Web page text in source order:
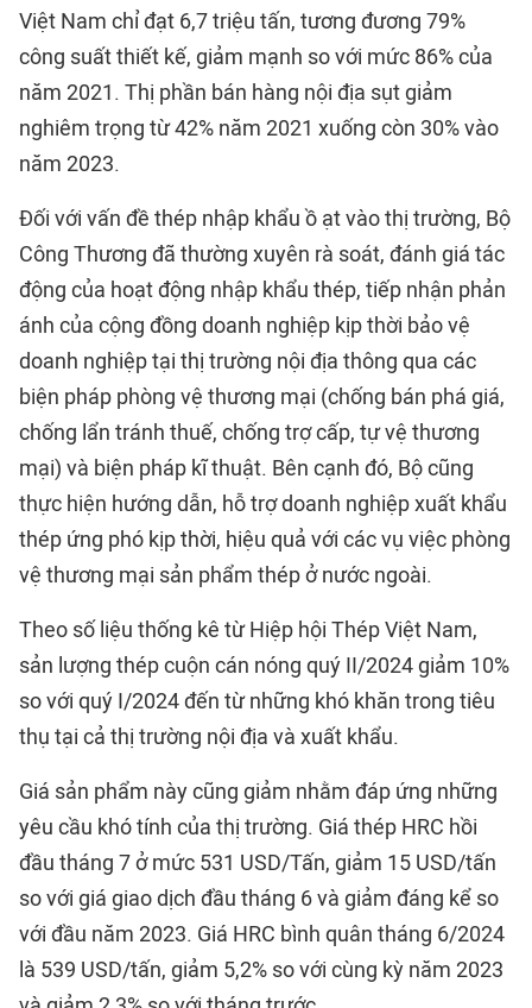
Việt Nam chỉ đạt 6,7 triệu tấn, tương đương 79%
công suất thiết kế, giảm mạnh so với mức 86% của
năm 2021. Thị phần bán hàng nội địa sụt giảm
nghiêm trọng từ 42% năm 2021 xuống còn 30% vào
năm 2023.
Đối với vấn đề thép nhập khẩu ồ ạt vào thị trường, Bộ
Công Thương đã thường xuyên rà soát, đánh giá tác
động của hoạt động nhập khẩu thép, tiếp nhận phản
ánh của cộng đồng doanh nghiệp kịp thời bảo vệ
doanh nghiệp tại thị trường nội địa thông qua các
biện pháp phòng vệ thương mại (chống bán phá giá,
chống lẩn tránh thuế, chống trợ cấp, tự vệ thương
mại) và biện pháp kĩ thuật. Bên cạnh đó, Bộ cũng
thực hiện hướng dẫn, hỗ trợ doanh nghiệp xuất khẩu
thép ứng phó kịp thời, hiệu quả với các vụ việc phòng
vệ thương mại sản phẩm thép ở nước ngoài.
Theo số liệu thống kê từ Hiệp hội Thép Việt Nam,
sản lượng thép cuộn cán nóng quý II/2024 giảm 10%
so với quý I/2024 đến từ những khó khăn trong tiêu
thụ tại cả thị trường nội địa và xuất khẩu.
Giá sản phẩm này cũng giảm nhằm đáp ứng những
yêu cầu khó tính của thị trường. Giá thép HRC hồi
đầu tháng 7 ở mức 531 USD/Tấn, giảm 15 USD/tấn
so với giá giao dịch đầu tháng 6 và giảm đáng kể so
với đầu năm 2023. Giá HRC bình quân tháng 6/2024
là 539 USD/tấn, giảm 5,2% so với cùng kỳ năm 2023